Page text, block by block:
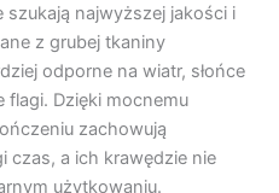
najwyższej jakości i
z grubej tkaniny
odporne na wiatr, słońce
Dzięki mocnemu
zachowują
czas, a ich krawędzie nie
użytkowaniu.